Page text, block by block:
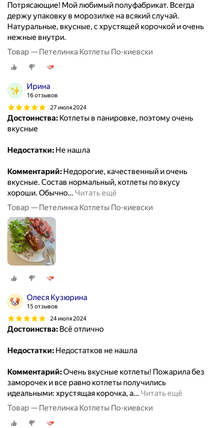
Потрясающие! Мой любимый полуфабрикат. Всегда
держу упаковку в морозилке на всякий случай.
Натуральные, вкусные, с хрустящей корочкой и очень
нежные внутри.
Товар — Петелинка Котлеты По-киевски
Ирина
16 отзывов
27 июля 2024
Достоинства: Котлеты в панировке, поэтому очень
вкусные
Недостатки: Не нашла
Комментарий: Недорогие, качественный и очень
вкусные. Состав нормальный, котлеты по вкусу
хороши. Обычно… Читать ещё
Товар — Петелинка Котлеты По-киевски
Олеся Кузюрина
15 отзывов
24 июля 2024
Достоинства: Всё отлично
Недостатки: Недостатков не нашла
Комментарий:Очень вкусные котлеты! Пожарила без
заморочек и все равно котлеты получились
идеальными: хрустящая корочка, а… Читать ещё
Товар — Петелинка Котлеты По-киевски